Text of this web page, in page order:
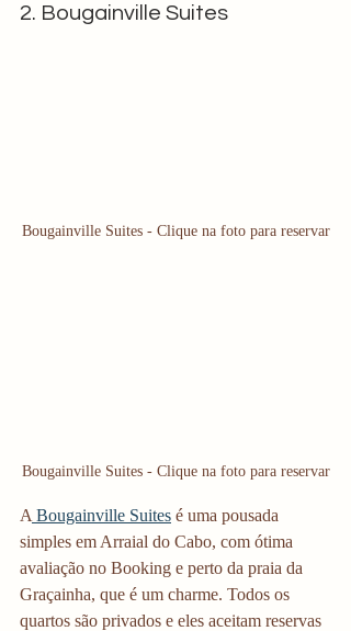
2. Bougainville Suites
Bougainville Suites - Clique na foto para reservar
Bougainville Suites - Clique na foto para reservar
A Bougainville Suites é uma pousada
simples em Arraial do Cabo, com ótima
avaliação no Booking e perto da praia da
Graçainha, que é um charme. Todos os
quartos são privados e eles aceitam reservas